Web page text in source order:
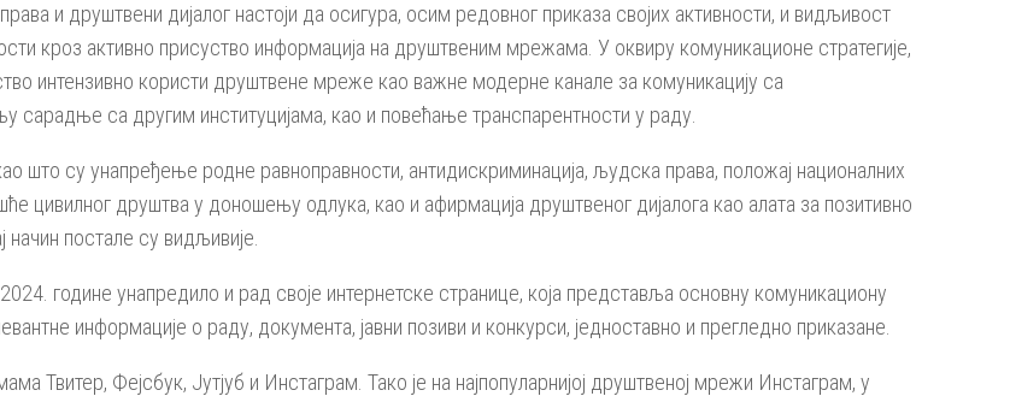
и друштвени дијалог настоји да осигура, осим редовног приказа својих активности, и видљивост
кроз активно присуство информација на друштвеним мрежама. У оквиру комуникационе стратегије,
интензивно користи друштвене мреже као важне модерне канале за комуникацију са
сарадње са другим институцијама, као и повећање транспарентности у раду.
што су унапређење родне равноправности, антидискриминација, људска права, положај националних
цивилног друштва у доношењу одлука, као и афирмација друштвеног дијалога као алата за позитивно
постале су видљивије.
године унапредило и рад своје интернетске странице, која представља основну комуникациону
информације о раду, документа, јавни позиви и конкурси, једноставно и прегледно приказане.
Твитер, Фејсбук, Јутјуб и Инстаграм. Тако је на најпопуларнијој друштвеној мрежи Инстаграм, у